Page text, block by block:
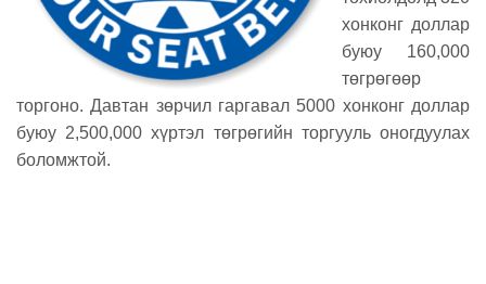
хонконг доллар
буюу 160,000
төгрөгөөр
торгоно. Давтан зөрчил гаргавал 5000 хонконг доллар
буюу 2,500,000 хүртэл төгрөгийн торгууль оногдуулах
боломжтой.